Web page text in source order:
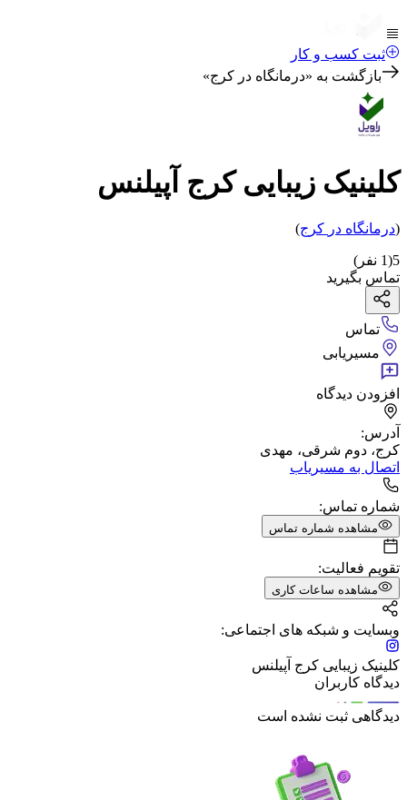
ثبت کسب و کار
بازگشت به «درمانگاه در کرج»
کلینیک زیبایی کرج آپیلنس
(درمانگاه در کرج)
5
(
1 نفر)
تماس بگیرید
تماس
مسیریابی
افزودن دیدگاه
آدرس:
کرج، دوم شرقی، مهدی
اتصال به مسیریاب
شماره تماس:
مشاهده شماره تماس
تقویم فعالیت:
مشاهده ساعات کاری
وبسایت و شبکه های اجتماعی:
کلینیک زیبایی کرج آپیلنس
دیدگاه کاربران
دیدگاهی ثبت نشده است